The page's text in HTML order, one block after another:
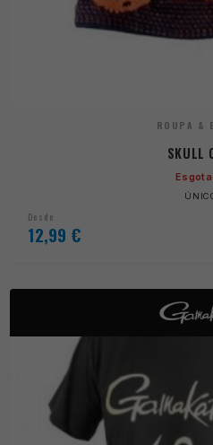
ROUPA &
SKULL
Desde
12,99 €